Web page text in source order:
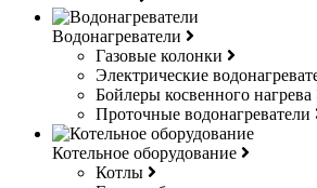
Водонагреватели
Газовые колонки
Электрические
Бойлеры косвенного нагрева
Проточные водонагреватели
Котельное оборудование
Котлы